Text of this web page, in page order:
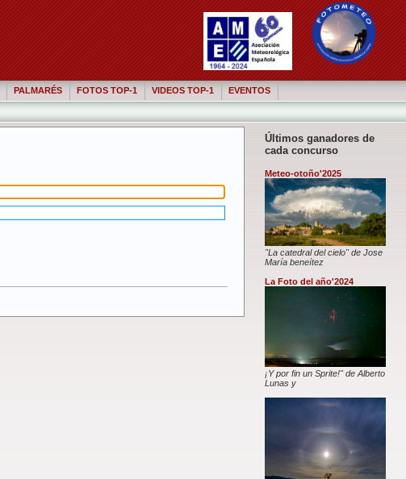
PALMARÉS FOTOS TOP-1 VIDEOS TOP-1 EVENTOS
Últimos ganadores de
cada concurso
Meteo-otoño'2025
"La catedral del cielo" de Jose
María beneítez
La Foto del año'2024
¡Y por fin un Sprite!" de Alberto
Lunas y